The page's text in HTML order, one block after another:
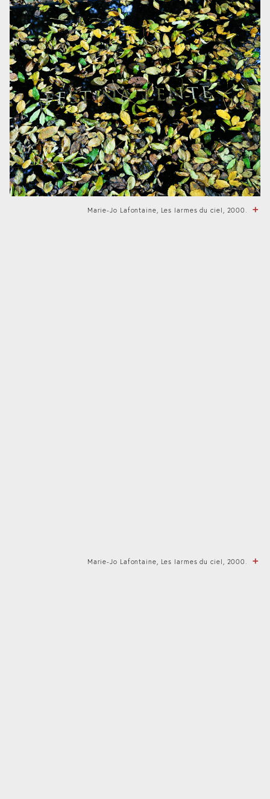
Marie-Jo Lafontaine, Les larmes du ciel, 2000.
Marie-Jo Lafontaine, Les larmes du ciel, 2000.